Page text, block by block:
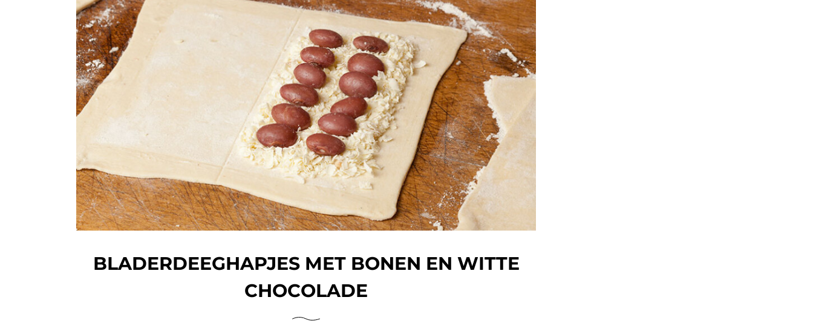
BLADERDEEGHAPJES MET BONEN EN WITTE
CHOCOLADE